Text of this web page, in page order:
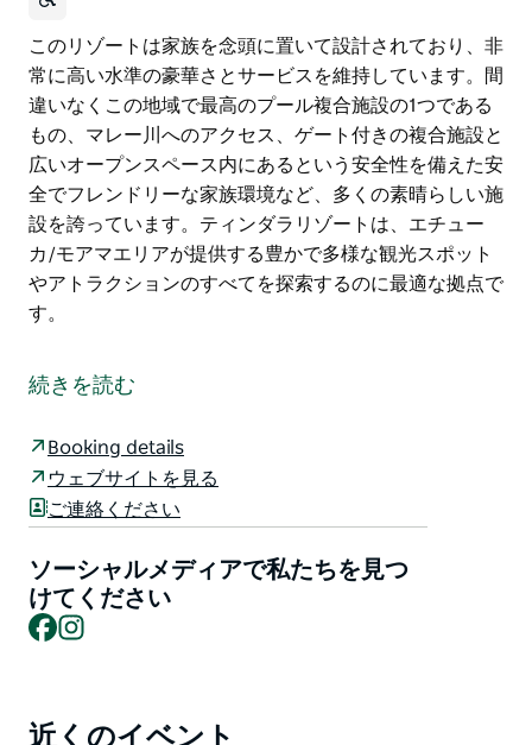
このリゾートは家族を念頭に置いて設計されており、非
常に高い水準の豪華さとサービスを維持しています。間
違いなくこの地域で最高のプール複合施設の1つである
もの、マレー川へのアクセス、ゲート付きの複合施設と
広いオープンスペース内にあるという安全性を備えた安
全でフレンドリーな家族環境など、多くの素晴らしい施
設を誇っています。ティンダラリゾートは、エチュー
カ/モアマエリアが提供する豊かで多様な観光スポット
やアトラクションのすべてを探索するのに最適な拠点で
す。
常に高い水準の豪華さとサービスを維持しています。間
違いなくこの地域で最高のプール複合施設の1つである
広いオープンスペース内にあるという安全性を備えた安
全でフレンドリーな家族環境など、多くの素晴らしい施
設を誇っています。ティンダラリゾートは、エチュー
やアトラクションのすべてを探索するのに最適な拠点で
す。
続きを読む
Booking details
ウェブサイトを見る
ご連絡ください
ソーシャルメディアで私たちを見つ
けてください
Facebook
Product
近くのイベント